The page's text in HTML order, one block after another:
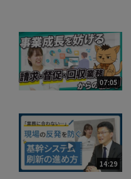
07:05
14:29